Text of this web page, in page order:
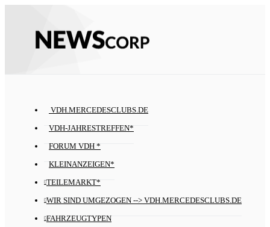
VDH.MERCEDESCLUBS.DE
VDH-JAHRESTREFFEN*
FORUM VDH *
KLEINANZEIGEN*
TEILEMARKT*
WIR SIND UMGEZOGEN --> VDH.MERCEDESCLUBS.DE
FAHRZEUGTYPEN